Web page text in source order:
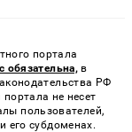
портала
обязательна, в
РФ
не несет
пользователей,
его субдоменах.